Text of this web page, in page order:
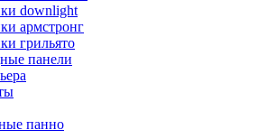
downlight
армстронг
грильято
панели
панно